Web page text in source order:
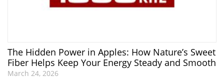
The Hidden Power in Apples: How Nature’s Sweet
Fiber Helps Keep Your Energy Steady and Smooth
March 24, 2026